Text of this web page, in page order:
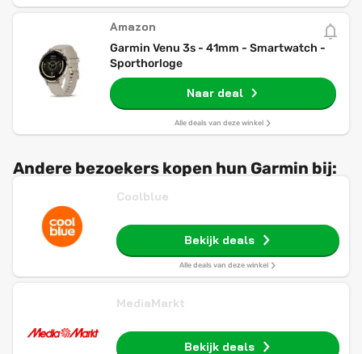
Amazon
Garmin Venu 3s - 41mm - Smartwatch -
Sporthorloge
Naar deal
Alle deals van deze winkel
Andere bezoekers kopen hun Garmin bij:
Coolblue
Bekijk deals
Alle deals van deze winkel
MediaMarkt
Bekijk deals